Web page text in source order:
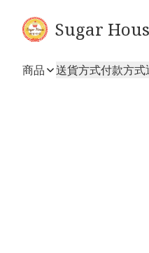
Sugar
商品 送貨方式付款方式